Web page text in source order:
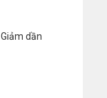
Giảm dần